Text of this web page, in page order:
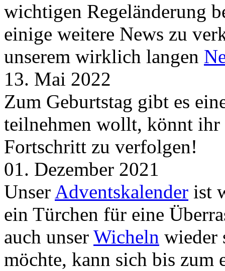
wichtigen Regeländerung
einige weitere News zu
unserem wirklich langen
13. Mai 2022
Zum Geburtstag gibt es
teilnehmen wollt, könnt
Fortschritt zu verfolgen!
01. Dezember 2021
Unser Adventskalender ist
ein Türchen für eine
auch unser Wicheln wieder
möchte, kann sich bis